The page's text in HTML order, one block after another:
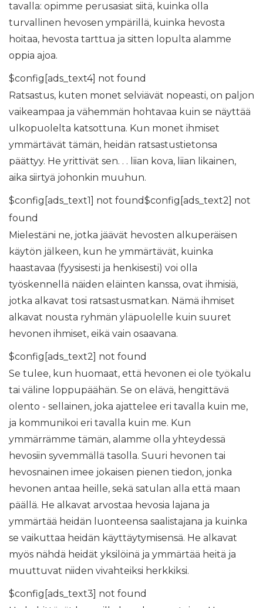
tavalla: opimme perusasiat siitä, kuinka olla
turvallinen hevosen ympärillä, kuinka hevosta
hoitaa, hevosta tarttua ja sitten lopulta alamme
oppia ajoa.
$config[ads_text4] not found
Ratsastus, kuten monet selviävät nopeasti, on paljon
vaikeampaa ja vähemmän hohtavaa kuin se näyttää
ulkopuolelta katsottuna. Kun monet ihmiset
ymmärtävät tämän, heidän ratsastustietonsa
päättyy. He yrittivät sen. . . liian kova, liian likainen,
aika siirtyä johonkin muuhun.
$config[ads_text1] not found$config[ads_text2] not
found
Mielestäni ne, jotka jäävät hevosten alkuperäisen
käytön jälkeen, kun he ymmärtävät, kuinka
haastavaa (fyysisesti ja henkisesti) voi olla
työskennellä näiden eläinten kanssa, ovat ihmisiä,
jotka alkavat tosi ratsastusmatkan. Nämä ihmiset
alkavat nousta ryhmän yläpuolelle kuin suuret
hevonen ihmiset, eikä vain osaavana.
$config[ads_text2] not found
Se tulee, kun huomaat, että hevonen ei ole työkalu
tai väline loppupäähän. Se on elävä, hengittävä
olento - sellainen, joka ajattelee eri tavalla kuin me,
ja kommunikoi eri tavalla kuin me. Kun
ymmärrämme tämän, alamme olla yhteydessä
hevosiin syvemmällä tasolla. Suuri hevonen tai
hevosnainen imee jokaisen pienen tiedon, jonka
hevonen antaa heille, sekä satulan alla että maan
päällä. He alkavat arvostaa hevosia lajana ja
ymmärtää heidän luonteensa saalistajana ja kuinka
se vaikuttaa heidän käyttäytymisensä. He alkavat
myös nähdä heidät yksilöinä ja ymmärtää heitä ja
muuttuvat niiden vivahteiksi herkkiksi.
$config[ads_text3] not found